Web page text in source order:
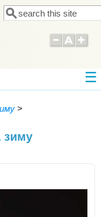
Форма поиска
Поиск
>
зиму